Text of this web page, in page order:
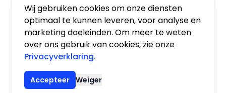
Wij gebruiken cookies om onze diensten
optimaal te kunnen leveren, voor analyse en
marketing doeleinden. Om meer te weten
over ons gebruik van cookies, zie onze
Privacyverklaring.
Accepteer Weiger
Alle getoonde verkoopprijzen zijn
meeneemprijzen inclusief lopende APK.
Optioneel bieden wij u diverse afleverpakketten.
zorgvuldigheid zijn samengesteld is Lenferink
Schakel of automaat?
Financieren of Kopen?